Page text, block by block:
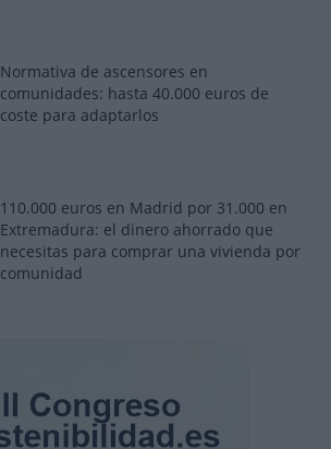
Normativa de ascensores en
comunidades: hasta 40.000 euros de
coste para adaptarlos
110.000 euros en Madrid por 31.000 en
Extremadura: el dinero ahorrado que
necesitas para comprar una vivienda por
comunidad